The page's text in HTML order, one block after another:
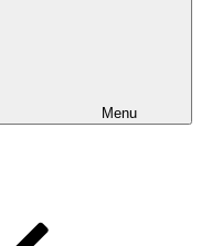
Menu